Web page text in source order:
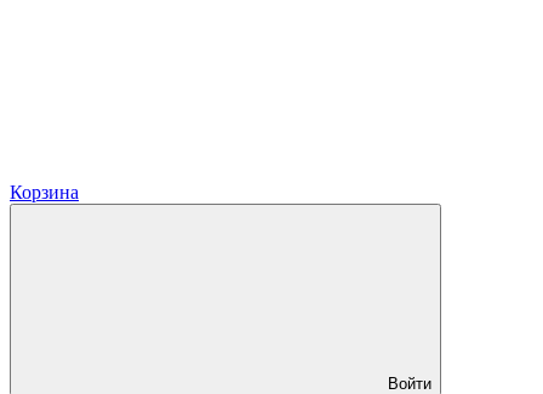
Корзина
Войти